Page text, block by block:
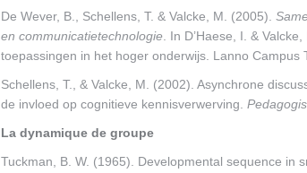
De Wever, B., Schellens, T. & Valcke, M. (2005).
en communicatietechnologie . In D’Haese, I. &
toepassingen in het hoger onderwijs. Lanno Campus
Schellens, T., & Valcke, M. (2002). Asynchrone
de invloed op cognitieve kennisverwerving.
La dynamique de groupe
Tuckman, B. W. (1965). Developmental sequence in